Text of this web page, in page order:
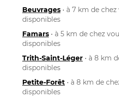
Beuvrages • à 7 km de
disponibles
Famars • à 5 km de chez
disponibles
Trith-Saint-Léger • à 8 km
disponibles
Petite-Forêt • à 8 km de
disponibles